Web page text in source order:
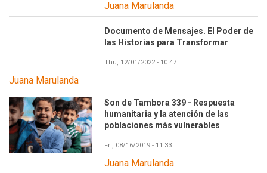
Juana Marulanda
Documento de Mensajes. El Poder de
las Historias para Transformar
Thu, 12/01/2022 - 10:47
Juana Marulanda
Son de Tambora 339 - Respuesta
humanitaria y la atención de las
poblaciones más vulnerables
Fri, 08/16/2019 - 11:33
Juana Marulanda